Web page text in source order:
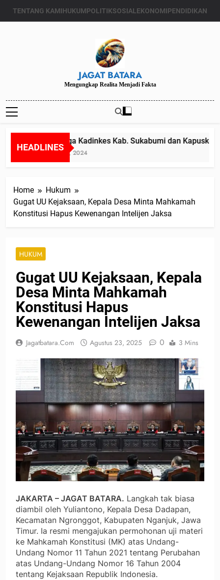
TENTANG KAMIHUKUMPOLITIKSOSIALEKONOMIPENDIDIKAN
JAGAT BATARA
Mengungkap Realita Menjadi Fakta
HEADLINES
Diduga Kadinkes Kab. Sukabumi dan
Juli 24, 2024
Home
Hukum
Gugat UU Kejaksaan, Kepala Desa Minta Mahkamah
Konstitusi Hapus Kewenangan Intelijen Jaksa
HUKUM
Gugat UU Kejaksaan, Kepala
Desa Minta Mahkamah
Konstitusi Hapus
Kewenangan Intelijen Jaksa
Jagatbatara.com Agustus 23, 2025 0 3 Mins
JAKARTA – JAGAT BATARA. Langkah tak biasa
diambil oleh Yuliantono, Kepala Desa Dadapan,
Kecamatan Ngronggot, Kabupaten Nganjuk, Jawa
Timur. Ia resmi mengajukan permohonan uji materi
ke Mahkamah Konstitusi (MK) atas Undang-
Undang Nomor 11 Tahun 2021 tentang Perubahan
atas Undang-Undang Nomor 16 Tahun 2004
tentang Kejaksaan Republik Indonesia.